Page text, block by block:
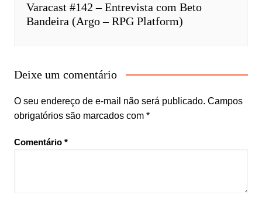
Varacast #142 – Entrevista com Beto
Bandeira (Argo – RPG Platform)
Deixe um comentário
O seu endereço de e-mail não será publicado. Campos
obrigatórios são marcados com *
Comentário *